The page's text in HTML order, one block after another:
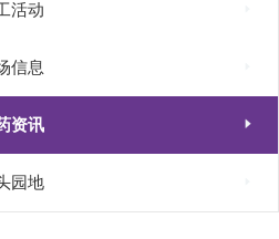
活动
信息
资讯 
园地